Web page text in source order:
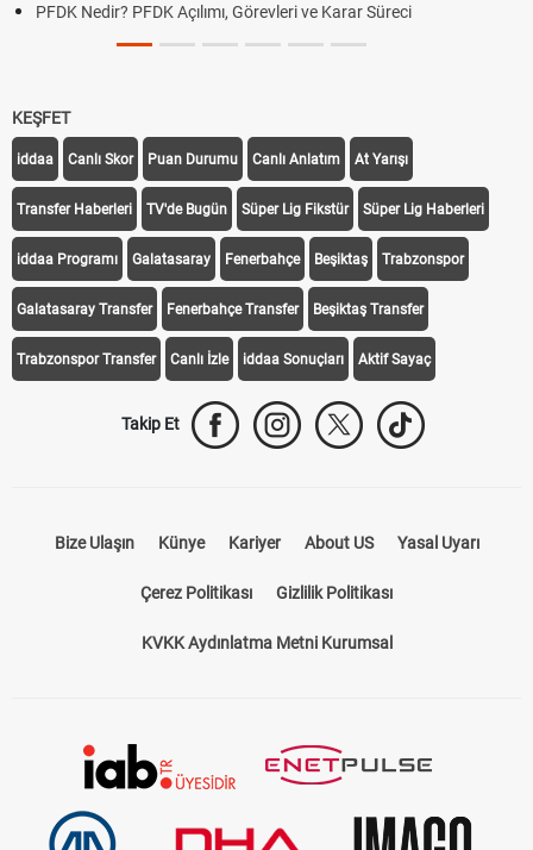
PFDK Nedir? PFDK Açılımı, Görevleri ve Karar Süreci
KEŞFET
iddaa Canlı Skor Puan Durumu Canlı Anlatım At Yarışı
Transfer Haberleri TV'de Bugün Süper Lig Fikstür Süper Lig Haberleri
iddaa Programı Galatasaray Fenerbahçe Beşiktaş Trabzonspor
Galatasaray Transfer Fenerbahçe Transfer Beşiktaş Transfer
Trabzonspor Transfer Canlı İzle iddaa Sonuçları Aktif Sayaç
Takip Et
Bize Ulaşın Künye Kariyer About US Yasal Uyarı
Çerez Politikası Gizlilik Politikası
KVKK Aydınlatma Metni Kurumsal